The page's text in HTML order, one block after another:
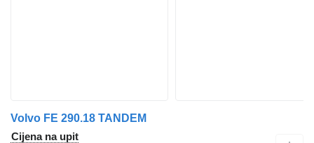
Volvo FE 290.18 TANDEM
Cijena na upit